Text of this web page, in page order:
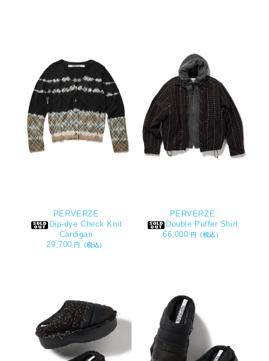
PERVERZE
Dip-dye Check Knit
Cardigan
29,700 円（税込）
PERVERZE
Double Puffer Shirt
66,000 円（税込）